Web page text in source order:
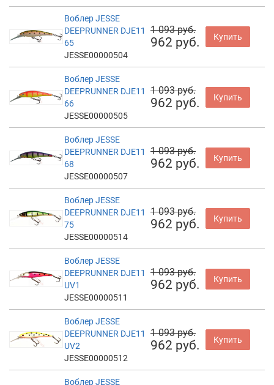
Воблер JESSE
DEEPRUNNER DJE11
65
JESSE00000504
1 093 руб.
962 руб. Купить
Воблер JESSE
DEEPRUNNER DJE11
66
JESSE00000505
1 093 руб.
962 руб. Купить
Воблер JESSE
DEEPRUNNER DJE11
68
JESSE00000507
1 093 руб.
962 руб. Купить
Воблер JESSE
DEEPRUNNER DJE11
75
JESSE00000514
1 093 руб.
962 руб. Купить
Воблер JESSE
DEEPRUNNER DJE11
UV1
JESSE00000511
1 093 руб.
962 руб. Купить
Воблер JESSE
DEEPRUNNER DJE11
UV2
JESSE00000512
1 093 руб.
962 руб. Купить
Воблер JESSE